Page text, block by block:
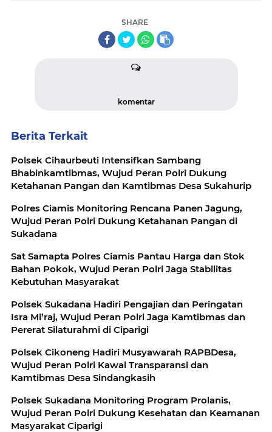
SHARE
komentar
Berita Terkait
Polsek Cihaurbeuti Intensifkan Sambang
Bhabinkamtibmas, Wujud Peran Polri Dukung
Ketahanan Pangan dan Kamtibmas Desa Sukahurip
Polres Ciamis Monitoring Rencana Panen Jagung,
Wujud Peran Polri Dukung Ketahanan Pangan di
Sukadana
Sat Samapta Polres Ciamis Pantau Harga dan Stok
Bahan Pokok, Wujud Peran Polri Jaga Stabilitas
Kebutuhan Masyarakat
Polsek Sukadana Hadiri Pengajian dan Peringatan
Isra Mi’raj, Wujud Peran Polri Jaga Kamtibmas dan
Pererat Silaturahmi di Ciparigi
Polsek Cikoneng Hadiri Musyawarah RAPBDesa,
Wujud Peran Polri Kawal Transparansi dan
Kamtibmas Desa Sindangkasih
Polsek Sukadana Monitoring Program Prolanis,
Wujud Peran Polri Dukung Kesehatan dan Keamanan
Masyarakat Ciparigi